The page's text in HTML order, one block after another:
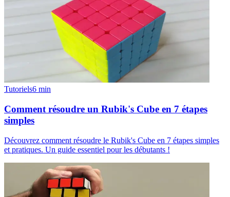
Tutoriels6 min
Comment résoudre un Rubik's Cube en 7 étapes
simples
Découvrez comment résoudre le Rubik's Cube en 7 étapes simples
et pratiques. Un guide essentiel pour les débutants !